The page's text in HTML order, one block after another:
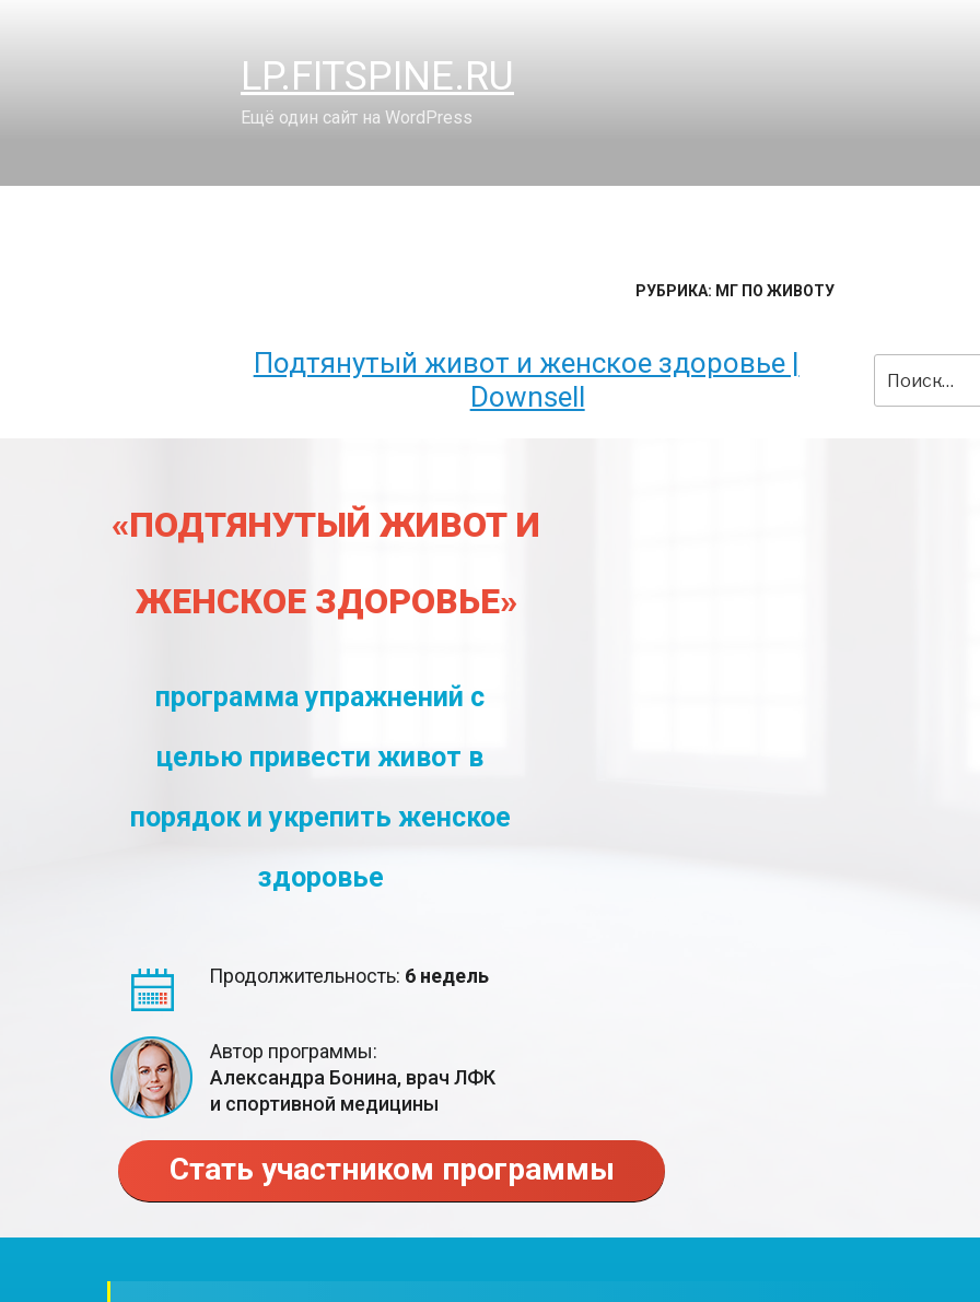
LP.FITSPINE.RU
Ещё один сайт на WordPress
РУБРИКА: МГ ПО ЖИВОТУ
Подтянутый живот и женское здоровье |
Downsell
«ПОДТЯНУТЫЙ ЖИВОТ И
ЖЕНСКОЕ ЗДОРОВЬЕ»
программа упражнений с
целью привести живот в
порядок и укрепить женское
здоровье
Продолжительность: 6 недель
Автор программы:
Александра Бонина, врач ЛФК
и спортивной медицины
Стать участником программы